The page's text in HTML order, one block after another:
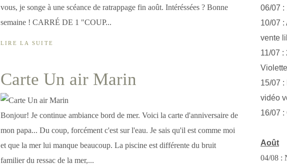
vous, je songe à une scéance de ratrappage fin août. Intéréssées ? Bonne
semaine ! CARRÉ DE 1 "COUP...
LIRE LA SUITE
Carte Un air Marin
Bonjour! Je continue ambiance bord de mer. Voici la carte d'anniversaire de
mon papa... Du coup, forcément c'est sur l'eau. Je sais qu'il est comme moi
et que la mer lui manque beaucoup. La piscine est différente du bruit
familier du ressac de la mer,...
06/07 :
10/07 :
vente
11/07 :
15/07 :
vidéo
16/07 :
Août
04/08 :